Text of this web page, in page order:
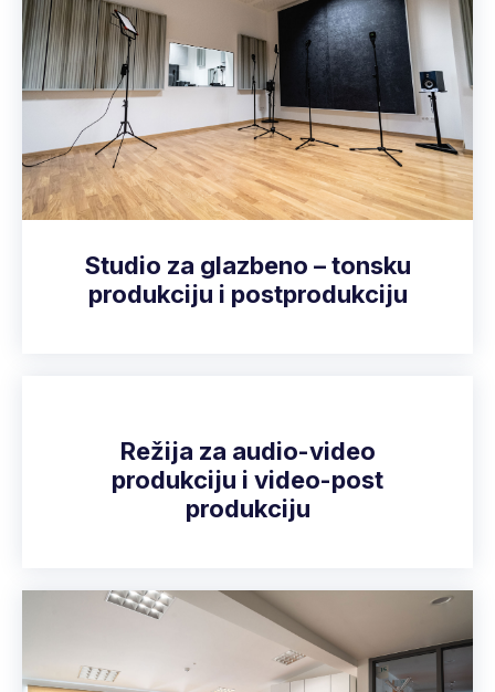
Studio za glazbeno – tonsku
produkciju i postprodukciju
Režija za audio-video
produkciju i video-post
produkciju